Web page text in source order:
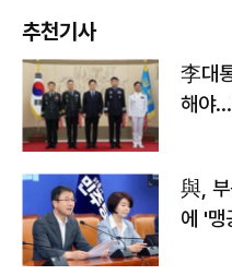
추천기사
李대
해야
與, 부
에 '맹